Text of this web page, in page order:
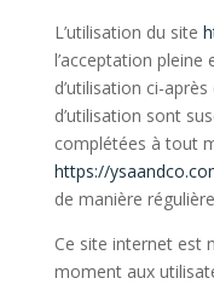
L’utilisation du site
l’acceptation
d’utilisation ci-
d’utilisation sont
complétées à tout
https://
de manière
Ce site internet est
moment aux